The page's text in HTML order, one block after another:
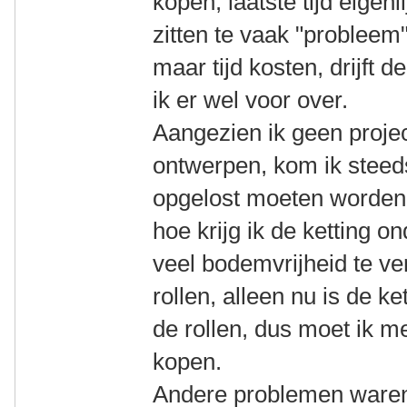
zitten te vaak
maar tijd kosten, drijft
ik er wel voor over.
Aangezien ik geen
ontwerpen, kom ik
opgelost moeten
hoe krijg ik de ketting
veel bodemvrijheid te
rollen, alleen nu is de
de rollen, dus moet ik
kopen.
Andere problemen